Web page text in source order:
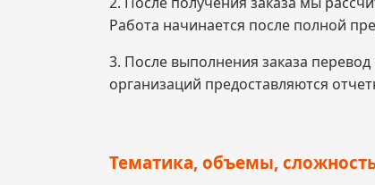
Работа начинается после полной
3. После выполнения заказа
организаций предоставляются
Тематика, объемы,